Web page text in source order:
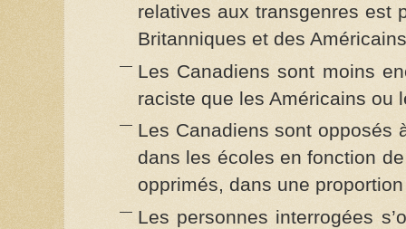
relatives aux transgenres est
Britanniques et des
Les Canadiens sont moins
raciste que les Américains ou
Les Canadiens sont opposés
dans les écoles en fonction
opprimés, dans une
Les personnes interrogées